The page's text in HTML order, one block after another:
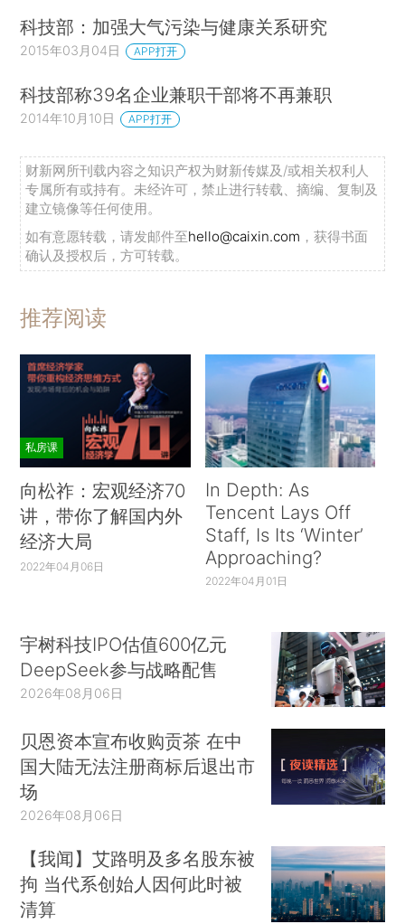
科技部：加强大气污染与健康关系研究
2015年03月04日 APP打开
科技部称39名企业兼职干部将不再兼职
2014年10月10日 APP打开
财新网所刊载内容之知识产权为财新传媒及/或相关权利人
专属所有或持有。未经许可，禁止进行转载、摘编、复制及
建立镜像等任何使用。
如有意愿转载，请发邮件至hello@caixin.com ，获得书面
确认及授权后，方可转载。
推荐阅读
私房课
向松祚：宏观经济70
讲，带你了解国内外
经济大局
2022年04月06日
In Depth: As
Tencent Lays Off
Staff, Is Its ‘Winter’
Approaching?
2022年04月01日
宇树科技IPO估值600亿元
DeepSeek参与战略配售
2026年08月06日
贝恩资本宣布收购贡茶 在中
国大陆无法注册商标后退出市
场
2026年08月06日
【我闻】艾路明及多名股东被
拘 当代系创始人因何此时被
清算